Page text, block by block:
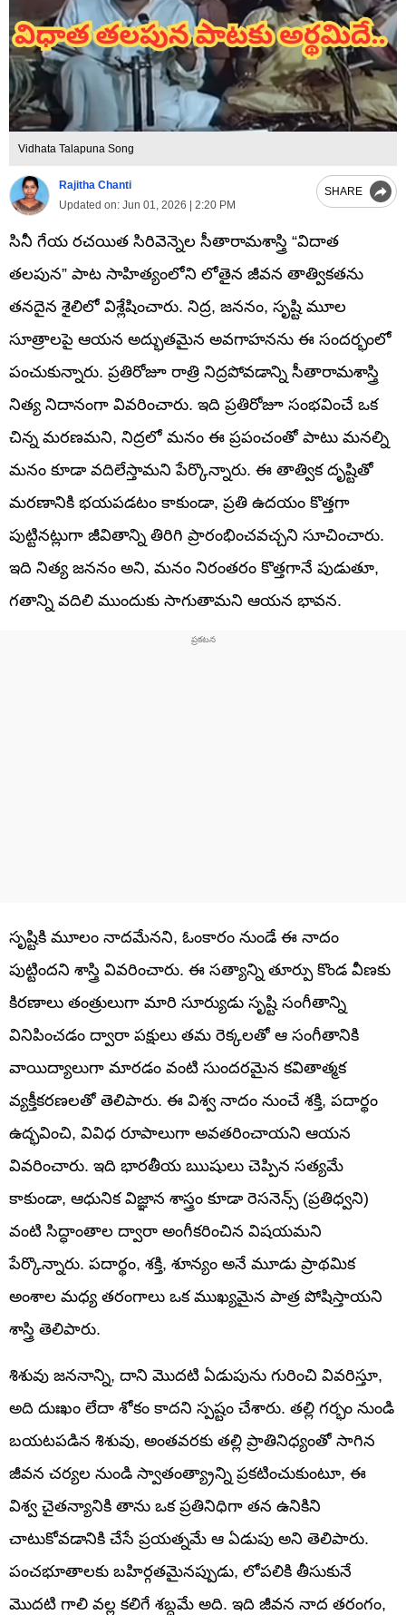
Vidhata Talapuna Song
Rajitha Chanti
Updated on: Jun 01, 2026 | 2:20 PM
SHARE
సినీ గేయ రచయిత సిరివెన్నెల సీతారామశాస్త్రి “విదాత
తలపున” పాట సాహిత్యంలోని లోతైన జీవన తాత్వికతను
తనదైన శైలిలో విశ్లేషించారు. నిద్ర, జననం, సృష్టి మూల
సూత్రాలపై ఆయన అద్భుతమైన అవగాహనను ఈ సందర్భంలో
పంచుకున్నారు. ప్రతిరోజూ రాత్రి నిద్రపోవడాన్ని సీతారామశాస్త్రి
నిత్య నిదానంగా వివరించారు. ఇది ప్రతిరోజూ సంభవించే ఒక
చిన్న మరణమని, నిద్రలో మనం ఈ ప్రపంచంతో పాటు మనల్ని
మనం కూడా వదిలేస్తామని పేర్కొన్నారు. ఈ తాత్విక దృష్టితో
మరణానికి భయపడటం కాకుండా, ప్రతి ఉదయం కొత్తగా
పుట్టినట్లుగా జీవితాన్ని తిరిగి ప్రారంభించవచ్చని సూచించారు.
ఇది నిత్య జననం అని, మనం నిరంతరం కొత్తగానే పుడుతూ,
గతాన్ని వదిలి ముందుకు సాగుతామని ఆయన భావన.
సృష్టికి మూలం నాదమేనని, ఓంకారం నుండే ఈ నాదం
పుట్టిందని శాస్త్రి వివరించారు. ఈ సత్యాన్ని తూర్పు కొండ వీణకు
కిరణాలు తంత్రులుగా మారి సూర్యుడు సృష్టి సంగీతాన్ని
వినిపించడం ద్వారా పక్షులు తమ రెక్కలతో ఆ సంగీతానికి
వాయిద్యాలుగా మారడం వంటి సుందరమైన కవితాత్మక
వ్యక్తీకరణలతో తెలిపారు. ఈ విశ్వ నాదం నుంచే శక్తి, పదార్థం
ఉద్భవించి, వివిధ రూపాలుగా అవతరించాయని ఆయన
వివరించారు. ఇది భారతీయ ఋషులు చెప్పిన సత్యమే
కాకుండా, ఆధునిక విజ్ఞాన శాస్త్రం కూడా రెసనెన్స్ (ప్రతిధ్వని)
వంటి సిద్ధాంతాల ద్వారా అంగీకరించిన విషయమని
పేర్కొన్నారు. పదార్థం, శక్తి, శూన్యం అనే మూడు ప్రాథమిక
అంశాల మధ్య తరంగాలు ఒక ముఖ్యమైన పాత్ర పోషిస్తాయని
శాస్త్రి తెలిపారు.
శిశువు జననాన్ని, దాని మొదటి ఏడుపును గురించి వివరిస్తూ,
అది దుఃఖం లేదా శోకం కాదని స్పష్టం చేశారు. తల్లి గర్భం నుండి
బయటపడిన శిశువు, అంతవరకు తల్లి ప్రాతినిధ్యంతో సాగిన
జీవన చర్యల నుండి స్వాతంత్య్రాన్ని ప్రకటించుకుంటూ, ఈ
విశ్వ చైతన్యానికి తాను ఒక ప్రతినిధిగా తన ఉనికిని
చాటుకోవడానికి చేసే ప్రయత్నమే ఆ ఏడుపు అని తెలిపారు.
పంచభూతాలకు బహిర్గతమైనప్పుడు, లోపలికి తీసుకునే
మొదటి గాలి వల్ల కలిగే శబ్దమే అది. ఇది జీవన నాద తరంగం,